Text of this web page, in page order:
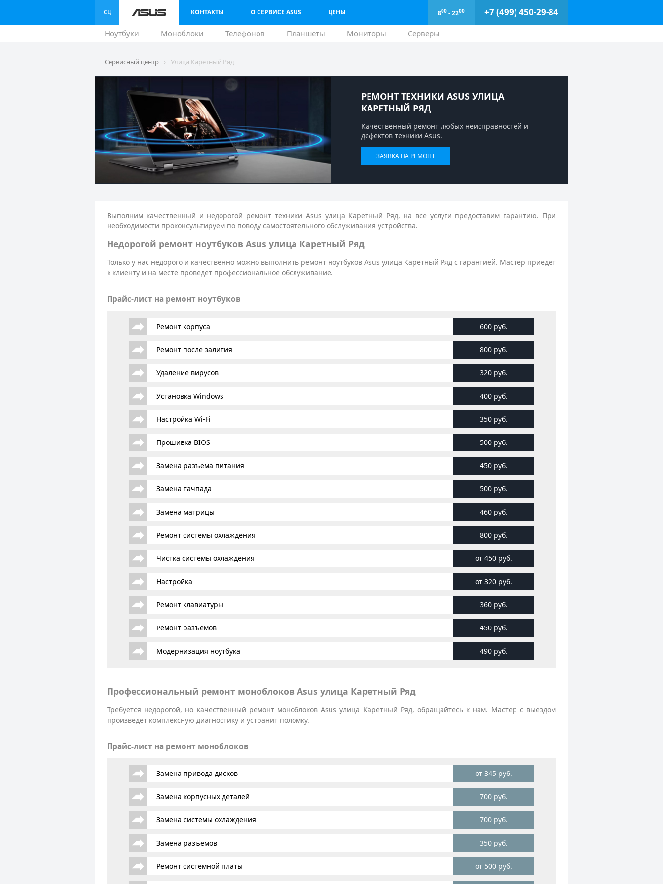
КОНТАКТЫ О СЕРВИСЕ ASUS ЦЕНЫ 800 - 2200 +7 (499) 450-29-84
Ноутбуки Моноблоки Телефонов Планшеты Мониторы Серверы
Сервисный центр › Улица Каретный Ряд
РЕМОНТ ТЕХНИКИ ASUS УЛИЦА
КАРЕТНЫЙ РЯД
Качественный ремонт любых неисправностей и
дефектов техники Asus.
ЗАЯВКА НА РЕМОНТ
Выполним качественный и недорогой ремонт техники Asus улица Каретный Ряд, на все услуги предоставим гарантию. При
необходимости проконсультируем по поводу самостоятельного обслуживания устройства.
Недорогой ремонт ноутбуков Asus улица Каретный Ряд
Только у нас недорого и качественно можно выполнить ремонт ноутбуков Asus улица Каретный Ряд с гарантией. Мастер приедет
к клиенту и на месте проведет профессиональное обслуживание.
Прайс-лист на ремонт ноутбуков
Ремонт корпуса 600 руб.
Ремонт после залития 800 руб.
Удаление вирусов 320 руб.
Установка Windows 400 руб.
Настройка Wi-Fi 350 руб.
Прошивка BIOS 500 руб.
Замена разъема питания 450 руб.
Замена тачпада 500 руб.
Замена матрицы 460 руб.
Ремонт системы охлаждения 800 руб.
Чистка системы охлаждения от 450 руб.
Настройка от 320 руб.
Ремонт клавиатуры 360 руб.
Ремонт разъемов 450 руб.
Модернизация ноутбука 490 руб.
Профессиональный ремонт моноблоков Asus улица Каретный Ряд
Требуется недорогой, но качественный ремонт моноблоков Asus улица Каретный Ряд, обращайтесь к нам. Мастер с выездом
произведет комплексную диагностику и устранит поломку.
Прайс-лист на ремонт моноблоков
Замена привода дисков от 345 руб.
Замена корпусных деталей 700 руб.
Замена системы охлаждения 700 руб.
Замена разъемов 350 руб.
Ремонт системной платы от 500 руб.